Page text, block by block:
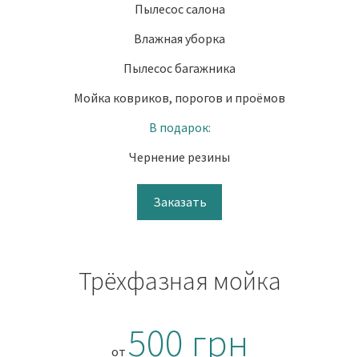
Пылесос салона
Влажная уборка
Пылесос багажника
Мойка ковриков, порогов и проёмов
В подарок:
Чернение резины
Заказать
Трёхфазная мойка
от 500 грн